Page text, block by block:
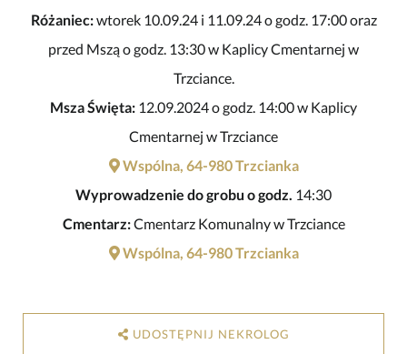
Różaniec:wtorek 10.09.24 i 11.09.24 o godz. 17:00 oraz
przed Mszą o godz. 13:30 w Kaplicy Cmentarnej w
Trzciance.
Msza Święta: 12.09.2024 o godz. 14:00 w Kaplicy
Cmentarnej w Trzciance
Wspólna, 64-980 Trzcianka
Wyprowadzenie do grobu o godz. 14:30
Cmentarz:Cmentarz Komunalny w Trzciance
Wspólna, 64-980 Trzcianka
UDOSTĘPNIJ NEKROLOG